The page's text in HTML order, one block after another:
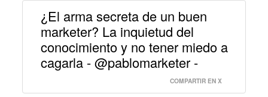
¿El arma secreta de un buen
marketer? La inquietud del
conocimiento y no tener miedo a
cagarla - @pablomarketer -
COMPARTIR EN X